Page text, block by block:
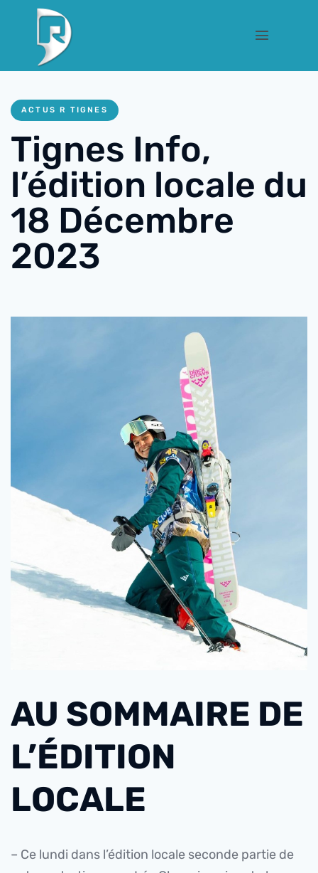
ACTUS R TIGNES
Tignes Info,
l’édition locale du
18 Décembre
2023
AU SOMMAIRE DE
L’ÉDITION
LOCALE
– Ce lundi dans l’édition locale seconde partie de